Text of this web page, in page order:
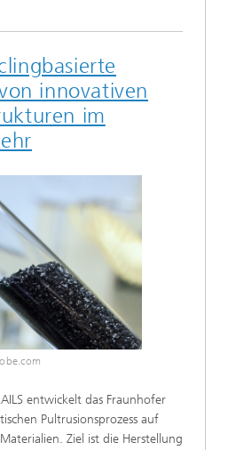
innovativen
im
entwickelt das Fraunhofer
Pultrusionsprozess auf
Ziel ist die Herstellung